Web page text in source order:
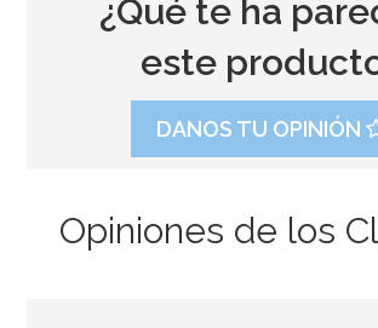
¿Qué te ha
este
DANOS TU OPINIÓN
Opiniones de los